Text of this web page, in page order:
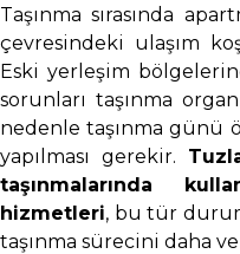
Taşınma sırasında
çevresindeki ulaşım
Eski yerleşim
sorunları taşınma
nedenle taşınma günü
yapılması gerekir.
taşınmalarında
hizmetleri, bu tür
taşınma sürecini daha